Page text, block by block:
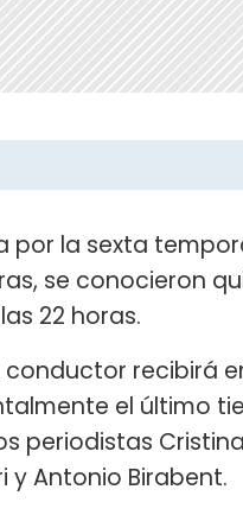
por la sexta
se conocieron
22 horas.
conductor recibirá
el último
periodistas
y Antonio Birabent.